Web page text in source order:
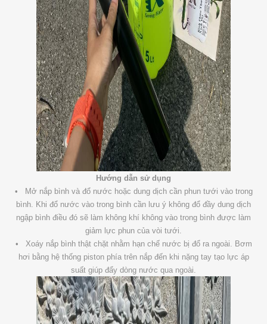
Hướng dẫn sử dụng
• Mở nắp bình và đổ nước hoặc dung dịch cần phun tưới vào trong
bình. Khi đổ nước vào trong bình cần lưu ý không đổ đầy dung dịch
ngập bình điều đó sẽ làm không khí không vào trong bình được làm
giảm lực phun của vòi tưới.
• Xoáy nắp bình thật chặt nhằm hạn chế nước bị đổ ra ngoài. Bơm
hơi bằng hệ thống piston phía trên nắp đến khi nặng tay tạo lực áp
suất giúp đẩy dòng nước qua ngoài.